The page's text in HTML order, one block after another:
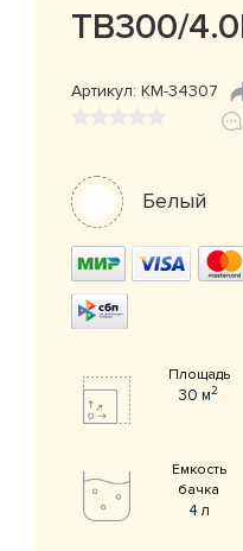
TB300/
Артикул: КМ-34307
Белый
Площадь
30 м2
Емкость
бачка
4 л